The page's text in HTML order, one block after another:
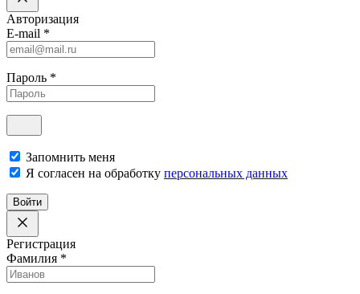
Авторизация
E-mail *
Пароль *
Запомнить меня
Я согласен на обработку персональных данных
Войти
Регистрация
Фамилия *